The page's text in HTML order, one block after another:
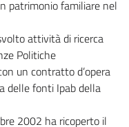
patrimonio familiare nel
attività di ricerca
Politiche
un contratto d’opera
delle fonti Ipab della
2002 ha ricoperto il